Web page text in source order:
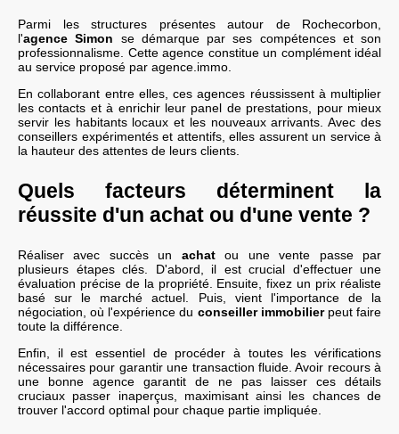
Parmi les structures présentes autour de Rochecorbon,
l'agence Simon se démarque par ses compétences et son
professionnalisme. Cette agence constitue un complément idéal
au service proposé par agence.immo.
En collaborant entre elles, ces agences réussissent à multiplier
les contacts et à enrichir leur panel de prestations, pour mieux
servir les habitants locaux et les nouveaux arrivants. Avec des
conseillers expérimentés et attentifs, elles assurent un service à
la hauteur des attentes de leurs clients.
Quels facteurs déterminent la
réussite d'un achat ou d'une vente ?
Réaliser avec succès un achatou une vente passe par
plusieurs étapes clés. D'abord, il est crucial d'effectuer une
évaluation précise de la propriété. Ensuite, fixez un prix réaliste
basé sur le marché actuel. Puis, vient l'importance de la
négociation, où l'expérience du conseiller immobilierpeut faire
toute la différence.
Enfin, il est essentiel de procéder à toutes les vérifications
nécessaires pour garantir une transaction fluide. Avoir recours à
une bonne agence garantit de ne pas laisser ces détails
cruciaux passer inaperçus, maximisant ainsi les chances de
trouver l'accord optimal pour chaque partie impliquée.